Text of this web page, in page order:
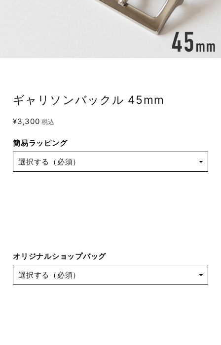
ギャリソンバックル 45mm
¥3,300 税込
簡易ラッピング
オリジナルショップバッグ